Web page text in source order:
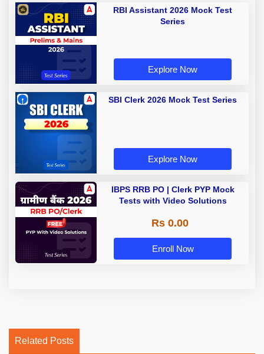
RBI Assistant 2026 Mock Test
Series
Explore Now
SBI Clerk 2026 Mock Test Series
Explore Now
IBPS RRB PO | Clerk PYP Mock
Tests with Video Solutions
Rs 0.00
Enroll Now
Related Posts